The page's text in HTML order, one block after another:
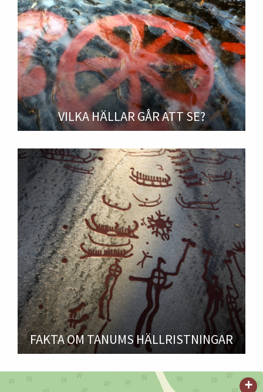
VILKA HÄLLAR GÅR ATT SE?
FAKTA OM TANUMS HÄLLRISTNINGAR
+